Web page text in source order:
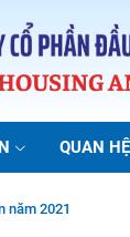
QUAN
năm 2021